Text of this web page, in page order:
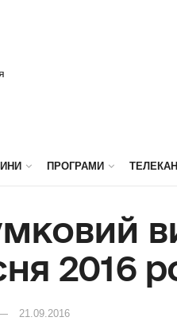
ПРОГРАМИ
2016
21.09.2016